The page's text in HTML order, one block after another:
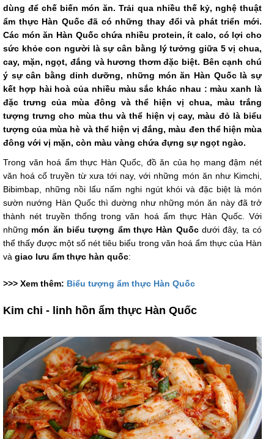
dùng để chế biến món ăn. Trải qua nhiều thế kỷ, nghệ thuật
ẩm thực Hàn Quốc đã có những thay đổi và phát triển mới.
Các món ăn Hàn Quốc chứa nhiều protein, ít calo, có lợi cho
sức khỏe con người là sự cân bằng lý tưởng giữa 5 vị chua,
cay, mặn, ngọt, đắng và hương thơm đặc biệt. Bên cạnh chú
ý sự cân bằng dinh dưỡng, những món ăn Hàn Quốc là sự
kết hợp hài hoà của nhiều màu sắc khác nhau : màu xanh là
đặc trưng của mùa đông và thể hiện vị chua, màu trắng
tượng trưng cho mùa thu và thể hiện vị cay, màu đỏ là biểu
tượng của mùa hè và thể hiện vị đắng, màu đen thể hiện mùa
đông với vị mặn, còn màu vàng chứa đựng sự ngọt ngào.
Trong văn hoá ẩm thực Hàn Quốc, đồ ăn của họ mang đậm nét
văn hoá cổ truyền từ xưa tới nay, với những món ăn như Kimchi,
Bibimbap, những nồi lẩu nấm nghi ngút khói và đặc biệt là món
sườn nướng Hàn Quốc thì dường như những món ăn này đã trở
thành nét truyền thống trong văn hoá ẩm thực Hàn Quốc. Với
những món ăn biểu tượng ẩm thực Hàn Quốcdưới đây, ta có
thể thấy được một số nét tiêu biểu trong văn hoá ẩm thực của Hàn
và giao lưu ẩm thực hàn quốc:
>>> Xem thêm: Biểu tượng ẩm thực Hàn Quốc
Kim chi - linh hồn ẩm thực Hàn Quốc